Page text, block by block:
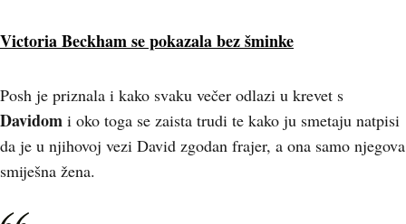
Victoria Beckham se pokazala bez šminke
Posh je priznala i kako svaku večer odlazi u krevet s
Davidom i oko toga se zaista trudi te kako ju smetaju natpisi
da je u njihovoj vezi David zgodan frajer, a ona samo njegova
smiješna žena.